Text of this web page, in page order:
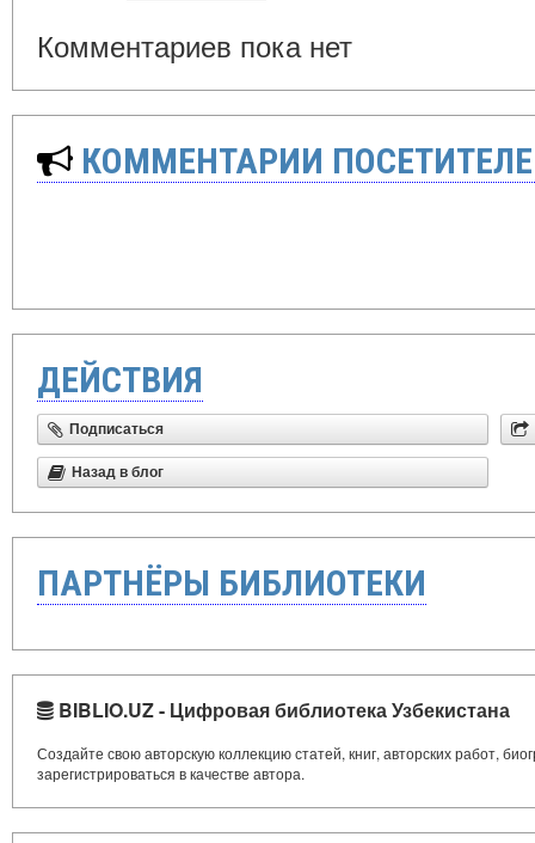
Комментариев пока нет
КОММЕНТАРИИ
ДЕЙСТВИЯ
Подписаться
Назад в блог
ПАРТНЁРЫ БИБЛИОТЕКИ
BIBLIO.UZ - Цифровая библиотека Узбекистана
Создайте свою авторскую коллекцию статей, книг, авторских работ,
зарегистрироваться в качестве автора.